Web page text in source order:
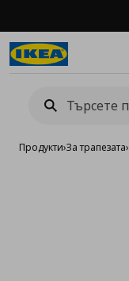
Продукти›За трапезата›